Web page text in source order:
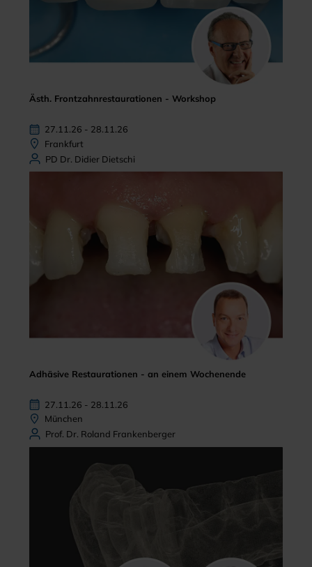
Ästh. Frontzahnrestaurationen - Workshop
27.11.26 - 28.11.26
Frankfurt
PD Dr. Didier Dietschi
Adhäsive Restaurationen - an einem Wochenende
27.11.26 - 28.11.26
München
Prof. Dr. Roland Frankenberger